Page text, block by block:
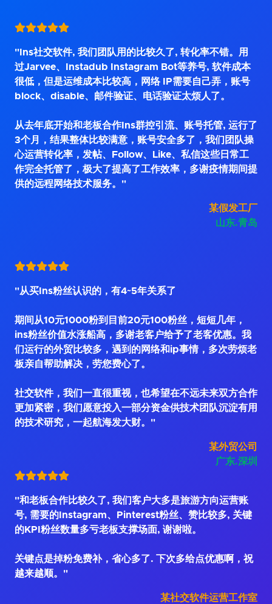
"Ins社交软件, 我们团队用的比较久了, 转化率不错。用
过Jarvee、Instadub Instagram Bot等养号, 软件成本
很低，但是运维成本比较高，网络 IP需要自己弄，账号
block、disable、邮件验证、电话验证太烦人了。
从去年底开始和老板合作Ins群控引流、账号托管, 运行了
3个月，结果整体比较满意，账号安全多了，我们团队操
心运营转化率，发帖、Follow、Like、私信这些日常工
作完全托管了，极大了提高了工作效率，多谢疫情期间提
供的远程网络技术服务。"
某假发工厂
山东.青岛
"从买Ins粉丝认识的，有4~5年关系了
期间从10元1000粉到目前20元100粉丝，短短几年，
ins粉丝价值水涨船高，多谢老客户给予了老客优惠。我
们运行的外贸比较多，遇到的网络和ip事情，多次劳烦老
板亲自帮助解决，劳您费心了。
社交软件，我们一直很重视，也希望在不远未来双方合作
更加紧密，我们愿意投入一部分资金供技术团队沉淀有用
的技术研究，一起航海发大财。"
某外贸公司
广东.深圳
"和老板合作比较久了, 我们客户大多是旅游方向运营账
号, 需要的Instagram、Pinterest粉丝、赞比较多, 关键
的KPI粉丝数量多亏老板支撑场面, 谢谢啦。
关键点是掉粉免费补，省心多了. 下次多给点优惠啊，祝
越来越顺。"
某社交软件运营工作室